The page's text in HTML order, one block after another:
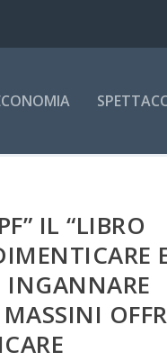
IL “LIBRO
INGANNARE